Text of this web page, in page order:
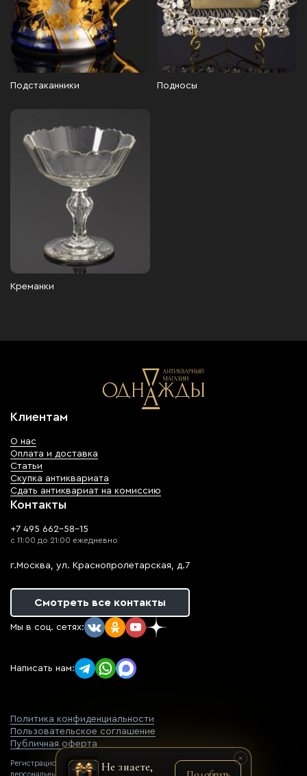
Подстаканники Подносы
Креманки
Клиентам
О нас
Оплата и доставка
Статьи
Скупка антиквариата
Сдать антиквариат на комиссию
Контакты
+7 495 662-58-15
с 11:00 до 21:00 ежедневно
г.Москва, ул. Краснопролетарская, д.7
Смотреть все контакты
Мы в соц. сетях:
Написать нам:
Политика конфиденциальности
Пользовательское соглашение
Публичная оферта
Регистрационный номер оператора
персональных данных: 77-22-069752
Не знаете,